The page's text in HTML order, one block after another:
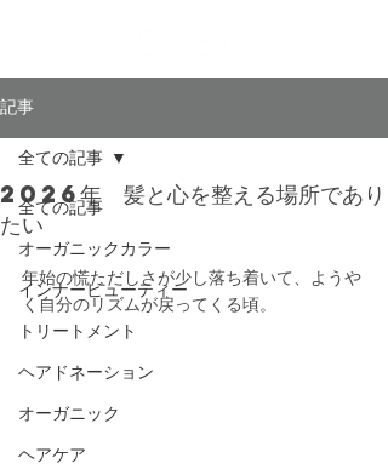
記事
全ての記事
オーガニックカラー
インナービューティー
トリートメント
ヘアドネーション
オーガニック
ヘアケア
全ての記事
2026年 髪と心を整える場所であり
たい
年始の慌ただしさが少し落ち着いて、ようや
く自分のリズムが戻ってくる頃。